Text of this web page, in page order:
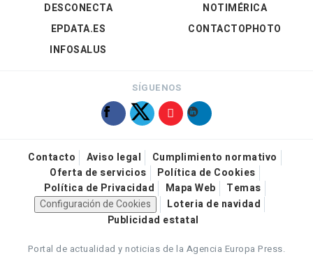
DESCONECTA
EPDATA.ES
INFOSALUS
NOTIMÉRICA
CONTACTOPHOTO
SÍGUENOS
Contacto Aviso legal
Cumplimiento normativo
Oferta de servicios
Política de Cookies
Política de Privacidad
Mapa Web
Temas
Configuración de Cookies
Loteria de navidad
Publicidad estatal
Portal de actualidad y noticias de la Agencia Europa Press.